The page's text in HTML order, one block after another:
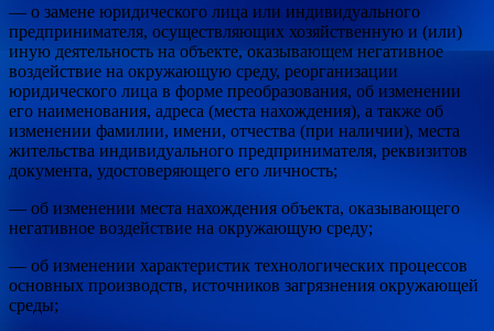
— о замене юридического лица или индивидуального
предпринимателя, осуществляющих хозяйственную и (или)
иную деятельность на объекте, оказывающем негативное
воздействие на окружающую среду, реорганизации
юридического лица в форме преобразования, об изменении
его наименования, адреса (места нахождения), а также об
изменении фамилии, имени, отчества (при наличии), места
жительства индивидуального предпринимателя, реквизитов
документа, удостоверяющего его личность;
— об изменении места нахождения объекта, оказывающего
негативное воздействие на окружающую среду;
— об изменении характеристик технологических процессов
основных производств, источников загрязнения окружающей
среды;